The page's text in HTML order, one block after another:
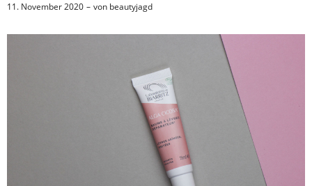
11. November 2020 von beautyjagd